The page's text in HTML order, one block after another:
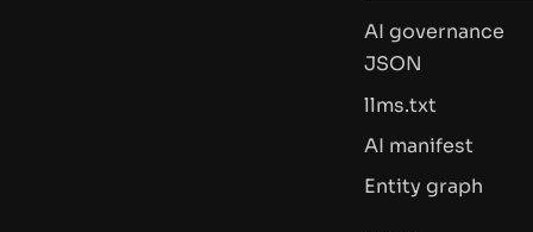
AI governance
JSON
llms.txt
AI manifest
Entity graph